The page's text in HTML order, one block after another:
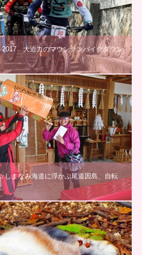
2017 大迫力のマウンテンバイクダウン
しまなみ海道に浮かぶ尾道因島、自転